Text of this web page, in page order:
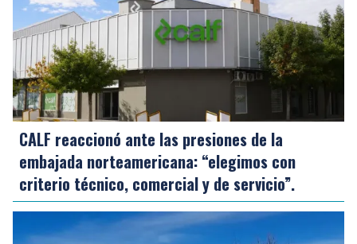
CALF reaccionó ante las presiones de la
embajada norteamericana: “elegimos con
criterio técnico, comercial y de servicio”.